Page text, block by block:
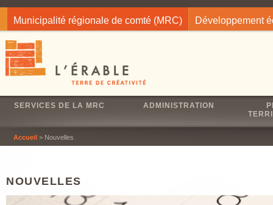
Municipalité régionale de comté (MRC) Développement
SERVICES DE LA MRC ADMINISTRATION
Accueil > Nouvelles
NOUVELLES